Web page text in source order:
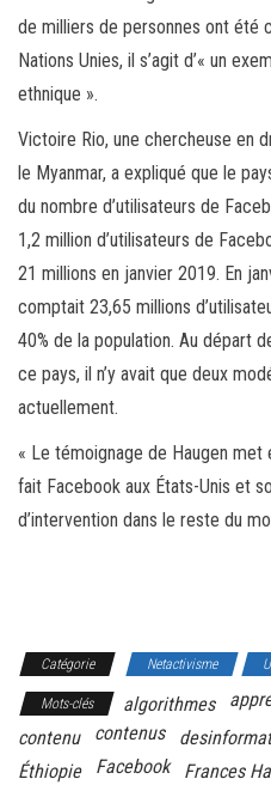
de milliers de personnes ont été
Nations Unies, il s’agit d’« un
ethnique ».
Victoire Rio, une chercheuse en
le Myanmar, a expliqué que le
du nombre d’utilisateurs de
1,2 million d’utilisateurs de
21 millions en janvier 2019. En
comptait 23,65 millions
40% de la population. Au départ
ce pays, il n’y avait que deux
actuellement.
« Le témoignage de Haugen met
fait Facebook aux États-Unis et
d’intervention dans le reste du
Catégorie Netactivisme
Mots-clés algorithmes
contenu
contenus
Éthiopie
Facebook Frances